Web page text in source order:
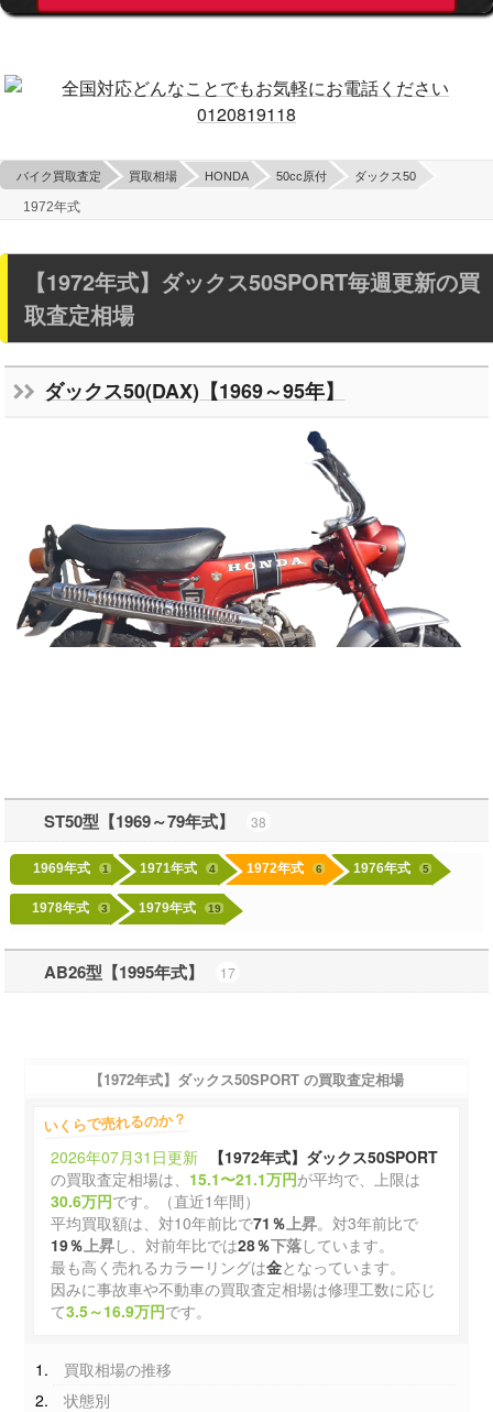
バイク買取査定 買取相場 HONDA 50cc原付 ダックス50
1972年式
【1972年式】ダックス50SPORT毎週更新の買
取査定相場
ダックス50(DAX)【1969～95年】
ST50型【1969～79年式】 38
1969年式 1 1971年式 4 1972年式 6 1976年式 5
1978年式 3 1979年式 19
AB26型【1995年式】 17
【1972年式】ダックス50SPORT の買取査定相場
いくらで売れるのか？
2026年07月31日更新
【1972年式】ダックス50SPORT
の買取査定相場は、 15.1〜21.1万円が平均で、上限は
30.6万円です。（直近1年間）
平均買取額は、対10年前比で71％ 上昇。対3年前比で
19％ 上昇し、対前年比では28％下落しています。
最も高く売れるカラーリングは金となっています。
因みに事故車や不動車の買取査定相場は修理工数に応じ
て3.5～16.9万円です。
買取相場の推移
状態別